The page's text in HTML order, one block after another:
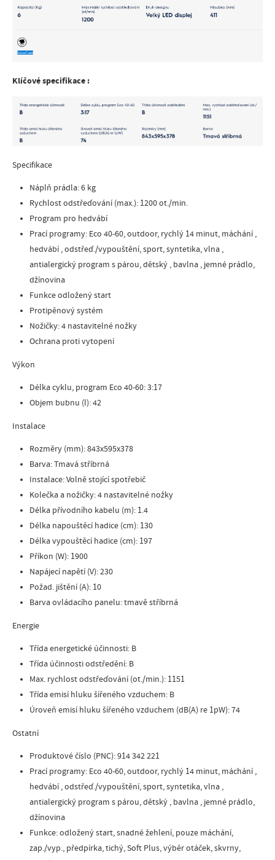
Klíčové specifikace :
Specifikace
Náplň prádla: 6 kg
Rychlost odstřeďování (max.): 1200 ot./min.
Program pro hedvábí
Prací programy: Eco 40-60, outdoor, rychlý 14 minut, máchání ,
hedvábí , odstřeď./vypouštění, sport, syntetika, vlna ,
antialergický program s párou, dětský , bavlna , jemné prádlo,
džínovina
Funkce odložený start
Protipěnový systém
Nožičky: 4 nastavitelné nožky
Ochrana proti vytopení
Výkon
Délka cyklu, program Eco 40-60: 3:17
Objem bubnu (l): 42
Instalace
Rozměry (mm): 843x595x378
Barva: Tmavá stříbrná
Instalace: Volně stojící spotřebič
Kolečka a nožičky: 4 nastavitelné nožky
Délka přívodního kabelu (m): 1.4
Délka napouštěcí hadice (cm): 130
Délka vypouštěcí hadice (cm): 197
Příkon (W): 1900
Napájecí napětí (V): 230
Požad. jištění (A): 10
Barva ovládacího panelu: tmavě stříbrná
Energie
Třída energetické účinnosti: B
Třída účinnosti odstředění: B
Max. rychlost odstřeďování (ot./min.): 1151
Třída emisí hluku šířeného vzduchem: B
Úroveň emisí hluku šířeného vzduchem (dB(A) re 1pW): 74
Ostatní
Produktové číslo (PNC): 914 342 221
Prací programy: Eco 40-60, outdoor, rychlý 14 minut, máchání ,
hedvábí , odstřeď./vypouštění, sport, syntetika, vlna ,
antialergický program s párou, dětský , bavlna , jemné prádlo,
džínovina
Funkce: odložený start, snadné žehlení, pouze máchání,
zap./vyp., předpírka, tichý, Soft Plus, výběr otáček, skvrny,